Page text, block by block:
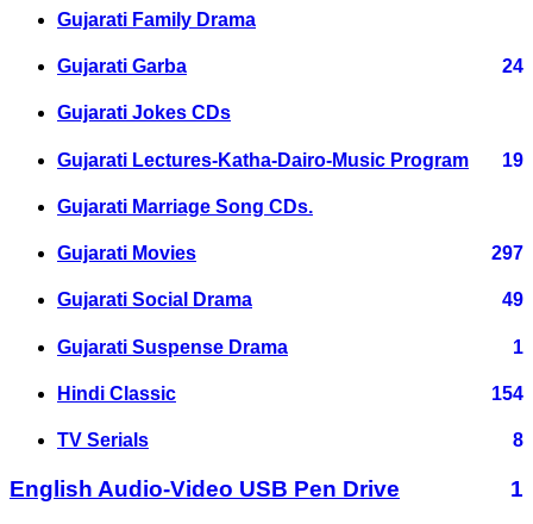
Gujarati Family Drama
Gujarati Garba 24
Gujarati Jokes CDs
Gujarati Lectures-Katha-Dairo-Music Program 19
Gujarati Marriage Song CDs.
Gujarati Movies 297
Gujarati Social Drama 49
Gujarati Suspense Drama 1
Hindi Classic 154
TV Serials 8
English Audio-Video USB Pen Drive
1